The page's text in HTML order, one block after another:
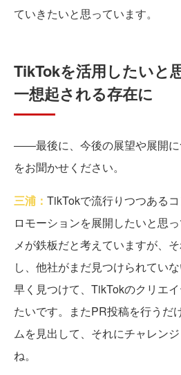
ていきたいと思っています。
TikTokを活用したいと
一想起される存在に
――最後に、今後の展望や展開に
をお聞かせください。
三浦： TikTokで流行りつつある
ロモーションを展開したいと思
メが鉄板だと考えていますが、
し、他社がまだ見つけられてい
早く見つけて、TikTokのクリエ
たいです。またPR投稿を行うだ
ムを見出して、それにチャレン
ね。